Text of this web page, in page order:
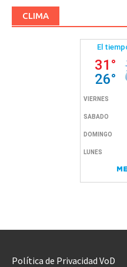
CLIMA
Política de Privacidad VoD